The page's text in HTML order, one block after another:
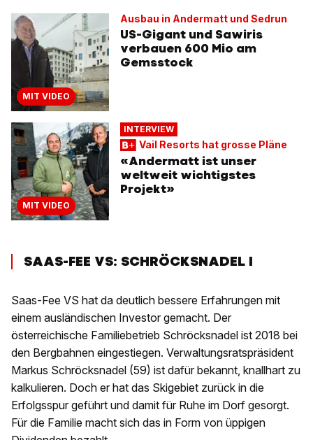
MIT VIDEO
Ausbau in Andermatt und Sedrun
US-Gigant und Sawiris
verbauen 600 Mio am
Gemsstock
MIT VIDEO
INTERVIEW
Vail Resorts hat grosse Pläne
«Andermatt ist unser
weltweit wichtigstes
Projekt»
SAAS-FEE VS: SCHRÖCKSNADEL I
Saas-Fee VS hat da deutlich bessere Erfahrungen mit
einem ausländischen Investor gemacht. Der
österreichische Familiebetrieb Schröcksnadel ist 2018 bei
den Bergbahnen eingestiegen. Verwaltungsratspräsident
Markus Schröcksnadel (59) ist dafür bekannt, knallhart zu
kalkulieren. Doch er hat das Skigebiet zurück in die
Erfolgsspur geführt und damit für Ruhe im Dorf gesorgt.
Für die Familie macht sich das in Form von üppigen